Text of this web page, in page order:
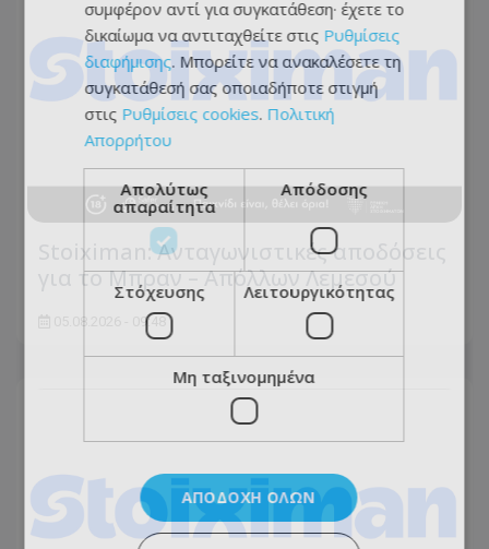
Stoiximan: Ανταγωνιστικές αποδόσεις
για το Μπραν – Απόλλων Λεμεσού
05.08.2026 - 09:48
συμφέρον αντί για συγκατάθεση· έχετε το
δικαίωμα να αντιταχθείτε στις Ρυθμίσεις
διαφήμισης. Μπορείτε να ανακαλέσετε τη
συγκατάθεσή σας οποιαδήποτε στιγμή
στις Ρυθμίσεις cookies. Πολιτική
Απορρήτου
Απολύτως
απαραίτητα
Απόδοσης
Στόχευσης Λειτουργικότητας
Μη ταξινομημένα
ΑΠΟΔΟΧΉ ΌΛΩΝ